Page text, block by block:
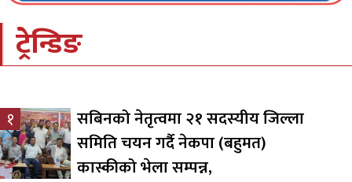
ट्रेन्डिङ
१
सबिनको नेतृत्वमा २१ सदस्यीय जिल्ला
समिति चयन गर्दै नेकपा (बहुमत)
कास्कीको भेला सम्पन्न,